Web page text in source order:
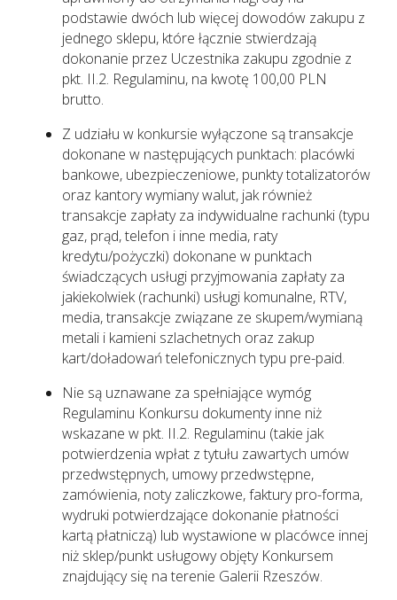
podstawie dwóch lub więcej dowodów zakupu z
jednego sklepu, które łącznie stwierdzają
dokonanie przez Uczestnika zakupu zgodnie z
pkt. II.2. Regulaminu, na kwotę 100,00 PLN
brutto.
Z udziału w konkursie wyłączone są transakcje
dokonane w następujących punktach: placówki
bankowe, ubezpieczeniowe, punkty totalizatorów
oraz kantory wymiany walut, jak również
transakcje zapłaty za indywidualne rachunki (typu
gaz, prąd, telefon i inne media, raty
kredytu/pożyczki) dokonane w punktach
świadczących usługi przyjmowania zapłaty za
jakiekolwiek (rachunki) usługi komunalne, RTV,
media, transakcje związane ze skupem/wymianą
metali i kamieni szlachetnych oraz zakup
kart/doładowań telefonicznych typu pre-paid.
Nie są uznawane za spełniające wymóg
Regulaminu Konkursu dokumenty inne niż
wskazane w pkt. II.2. Regulaminu (takie jak
potwierdzenia wpłat z tytułu zawartych umów
przedwstępnych, umowy przedwstępne,
zamówienia, noty zaliczkowe, faktury pro-forma,
wydruki potwierdzające dokonanie płatności
kartą płatniczą) lub wystawione w placówce innej
niż sklep/punkt usługowy objęty Konkursem
znajdujący się na terenie Galerii Rzeszów.